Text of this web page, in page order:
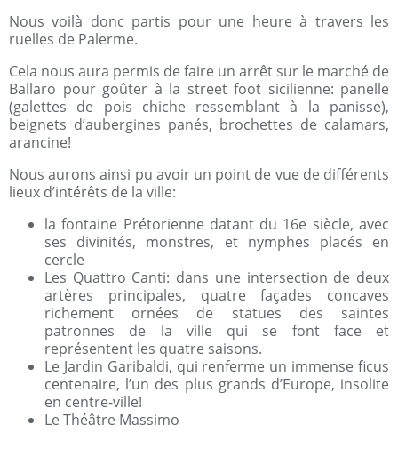
Nous voilà donc partis pour une heure à travers les
ruelles de Palerme.
Cela nous aura permis de faire un arrêt sur le marché de
Ballaro pour goûter à la street foot sicilienne: panelle
(galettes de pois chiche ressemblant à la panisse),
beignets d’aubergines panés, brochettes de calamars,
arancine!
Nous aurons ainsi pu avoir un point de vue de différents
lieux d’intérêts de la ville:
la fontaine Prétorienne datant du 16e siècle, avec
ses divinités, monstres, et nymphes placés en
cercle
Les Quattro Canti: dans une intersection de deux
artères principales, quatre façades concaves
richement ornées de statues des saintes
patronnes de la ville qui se font face et
représentent les quatre saisons.
Le Jardin Garibaldi, qui renferme un immense ficus
centenaire, l’un des plus grands d’Europe, insolite
en centre-ville!
Le Théâtre Massimo